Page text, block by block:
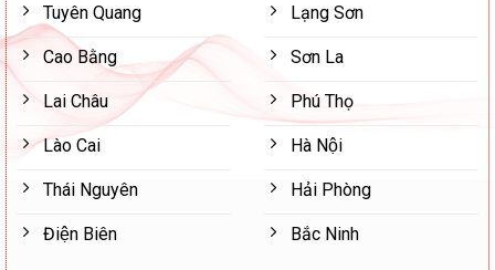
Tuyên Quang
Cao Bằng
Lai Châu
Lào Cai
Thái Nguyên
Điện Biên
Lạng Sơn
Sơn La
Phú Thọ
Hà Nội
Hải Phòng
Bắc Ninh